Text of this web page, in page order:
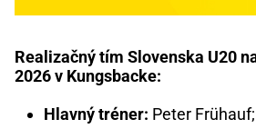
Realizačný tím Slovenska U20
2026 v Kungsbacke:
Hlavný tréner: Peter Frühauf;